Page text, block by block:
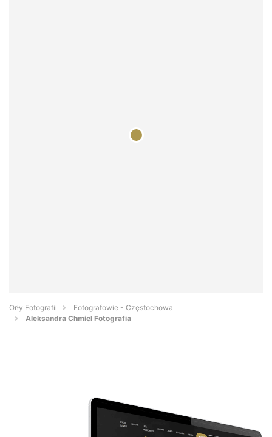
Orły Fotografii
Fotografowie - Częstochowa
Aleksandra Chmiel Fotografia